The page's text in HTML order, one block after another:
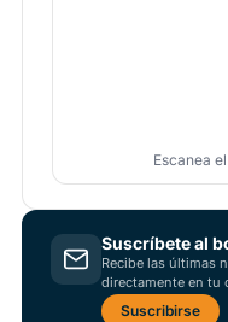
Escanea
Suscríbete al
Recibe las últimas
directamente en tu
Suscribirse